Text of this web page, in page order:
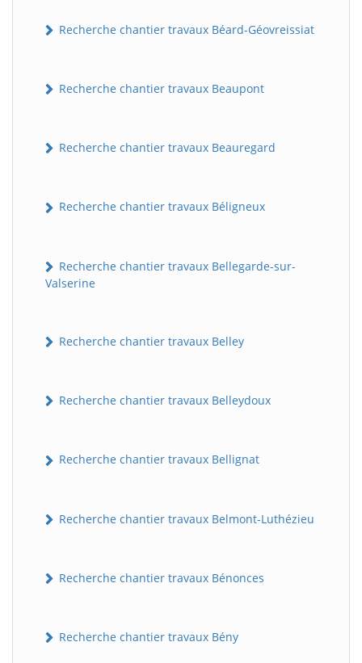
Recherche chantier travaux Béard-Géovreissiat
Recherche chantier travaux Beaupont
Recherche chantier travaux Beauregard
Recherche chantier travaux Béligneux
Recherche chantier travaux Bellegarde-sur-
Valserine
Recherche chantier travaux Belley
Recherche chantier travaux Belleydoux
Recherche chantier travaux Bellignat
Recherche chantier travaux Belmont-Luthézieu
Recherche chantier travaux Bénonces
Recherche chantier travaux Bény